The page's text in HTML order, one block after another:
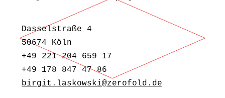
Dasselstraße 4
50674 Köln
+49 221 204 659 17
+49 178 847 47 86
birgit.laskowski@zerofold.de